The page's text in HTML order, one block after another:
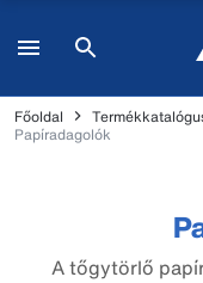
Főoldal
Papíradagolók
A tőgytörlő